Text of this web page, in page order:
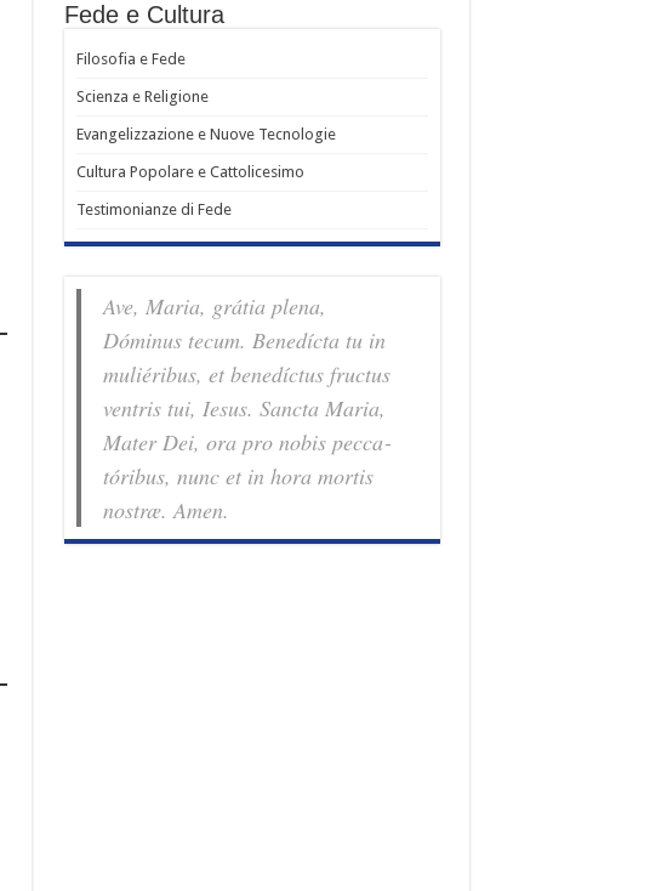
Fede e Cultura
Filosofia e Fede
Scienza e Religione
Evangelizzazione e Nuove Tecnologie
Cultura Popolare e Cattolicesimo
Testimonianze di Fede
Ave, Maria, grátia plena,
Dóminus tecum. Benedícta tu in
muliéribus, et benedíctus fructus
ventris tui, Iesus. Sancta Maria,
Mater Dei, ora pro nobis pec­ca­
tóribus, nunc et in hora mortis
nostræ. Amen.